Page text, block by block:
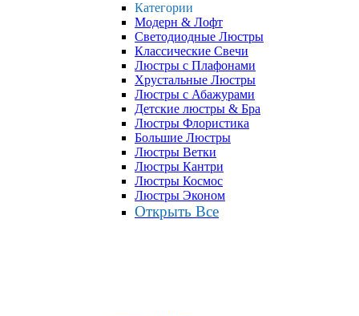
Категории
Модерн & Лофт
Светодиодные Люстры
Классические Свечи
Люстры с Плафонами
Хрустальные Люстры
Люстры с Абажурами
Детские люстры & Бра
Люстры Флористика
Большие Люстры
Люстры Ветки
Люстры Кантри
Люстры Космос
Люстры Эконом
Открыть Все